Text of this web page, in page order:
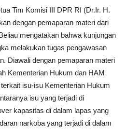
Tim Komisi III DPR RI (Dr.Ir. H.
dengan pemaparan materi dari
mengatakan bahwa kunjungan
melakukan tugas pengawasan
Diawali dengan pemaparan materi
Kementerian Hukum dan HAM
isu-isu Kementerian Hukum
isu yang terjadi di
kapasitas di dalam lapas yang
narkoba yang terjadi di dalam